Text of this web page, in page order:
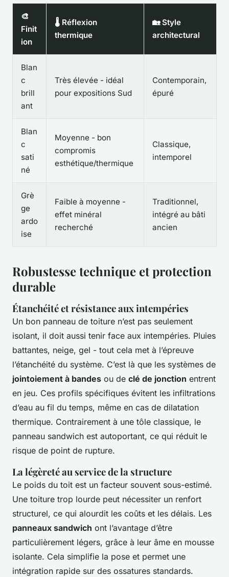
🎨
Finit
ion
🌡 Réflexion
thermique
🏡 Style
architectural
Blan
c
brill
ant
Très élevée - idéal
pour expositions Sud
Contemporain,
épuré
Blan
c
sati
né
Moyenne - bon
compromis
esthétique/thermique
Classique,
intemporel
Grè
ge
ardo
ise
Faible à moyenne -
effet minéral
recherché
Traditionnel,
intégré au bâti
ancien
Robustesse technique et protection
durable
Étanchéité et résistance aux intempéries
Un bon panneau de toiture n’est pas seulement
isolant, il doit aussi tenir face aux intempéries. Pluies
battantes, neige, gel - tout cela met à l’épreuve
l’étanchéité du système. C’est là que les systèmes de
jointoiement à bandes ou de clé de jonction entrent
en jeu. Ces profils spécifiques évitent les infiltrations
d’eau au fil du temps, même en cas de dilatation
thermique. Contrairement à une tôle classique, le
panneau sandwich est autoportant, ce qui réduit le
risque de point de rupture.
La légèreté au service de la structure
Le poids du toit est un facteur souvent sous-estimé.
Une toiture trop lourde peut nécessiter un renfort
structurel, ce qui alourdit les coûts et les délais. Les
panneaux sandwich ont l’avantage d’être
particulièrement légers, grâce à leur âme en mousse
isolante. Cela simplifie la pose et permet une
intégration rapide sur des ossatures standards.